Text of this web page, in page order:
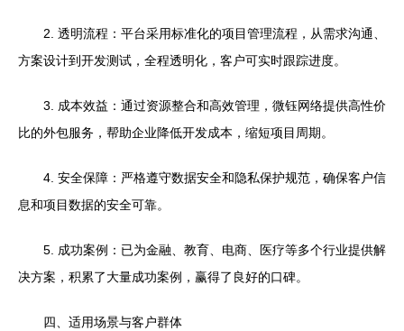
2. 透明流程：平台采用标准化的项目管理流程，从需求沟通、
方案设计到开发测试，全程透明化，客户可实时跟踪进度。
3. 成本效益：通过资源整合和高效管理，微钰网络提供高性价
比的外包服务，帮助企业降低开发成本，缩短项目周期。
4. 安全保障：严格遵守数据安全和隐私保护规范，确保客户信
息和项目数据的安全可靠。
5. 成功案例：已为金融、教育、电商、医疗等多个行业提供解
决方案，积累了大量成功案例，赢得了良好的口碑。
四、适用场景与客户群体